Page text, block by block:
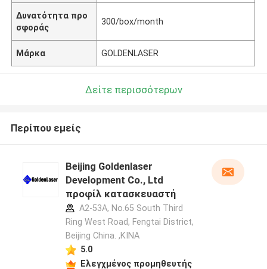
Δυνατότητα προ
σφοράς
300/box/month
Μάρκα GOLDENLASER
Δείτε περισσότερων
Περίπου εμείς
Beijing Goldenlaser
Development Co., Ltd
προφίλ κατασκευαστή
A2-53A, No.65 South Third
Ring West Road, Fengtai District,
Beijing China. ,ΚΙΝΑ
5.0
Ελεγχμένος προμηθευτής